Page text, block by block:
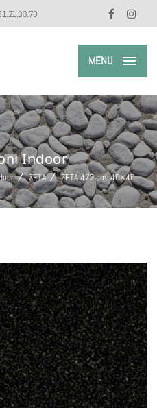
MENU
Indoor
ZETA ZETA 472 cm. 40×40